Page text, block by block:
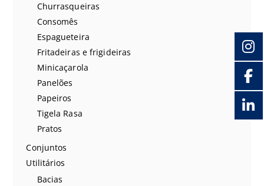
Churrasqueiras
Consomês
Espagueteira
Fritadeiras e frigideiras
Minicaçarola
Panelões
Papeiros
Tigela Rasa
Pratos
Conjuntos
Utilitários
Bacias